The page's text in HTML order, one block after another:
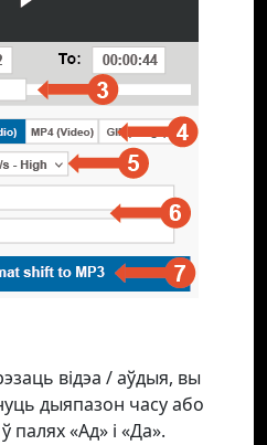
відэа / аўдыя, вы
дыяпазон часу або
палях «Ад» і «Да».